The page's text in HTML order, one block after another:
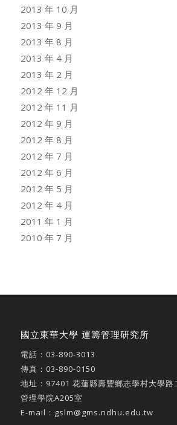
2013 年 10 月
2013 年 9 月
2013 年 8 月
2013 年 4 月
2013 年 2 月
2012 年 12 月
2012 年 11 月
2012 年 9 月
2012 年 8 月
2012 年 7 月
2012 年 6 月
2012 年 5 月
2012 年 4 月
2011 年 1 月
2010 年 7 月
國立東華大學 運籌管理研究所
電話： 03-890-3013
傳真：03-890-0150
地址： 97401 花蓮縣壽豐鄉志學村大學路
管理學院A205室
E-mail： gslm@gms.ndhu.edu.tw